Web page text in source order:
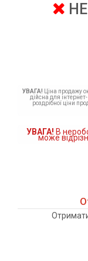
УВАГА! Ціна продажу
дійсна для
роздрібної ціни
УВАГА! В
може